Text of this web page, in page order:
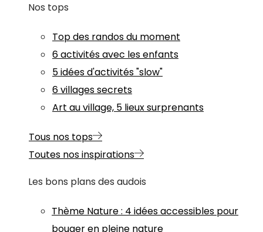
Nos tops
Top des randos du moment
6 activités avec les enfants
5 idées d'activités "slow"
6 villages secrets
Art au village, 5 lieux surprenants
Tous nos tops
Toutes nos inspirations
Les bons plans des audois
Thème Nature: 4 idées accessibles pour
bouger en pleine nature